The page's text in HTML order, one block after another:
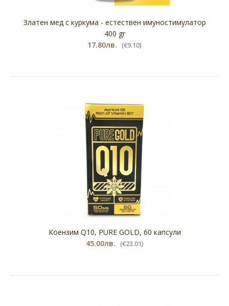
Златен мед с куркума - естествен имуностимулатор
400 gr
17.80лв. (€9.10)
Златен мед с куркума - естествен имуностимулатор
400 gr
17.80лв. (€9.10)
Коензим Q10, PURE GOLD, 60 капсули
45.00лв. (€23.01)